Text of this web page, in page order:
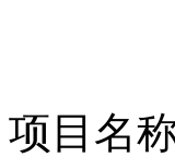
项目名